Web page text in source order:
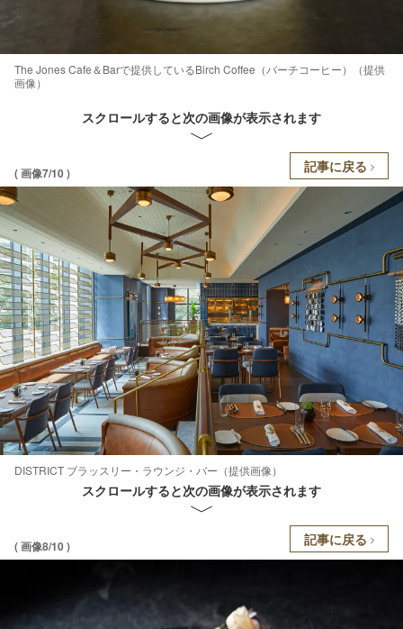
The Jones Cafe＆Barで提供しているBirch Coffee（バーチコーヒー）（提供
画像）
スクロールすると次の画像が表示されます
( 画像7/10 ) 記事に戻る
DISTRICT ブラッスリー・ラウンジ・バー（提供画像）
スクロールすると次の画像が表示されます
( 画像8/10 ) 記事に戻る